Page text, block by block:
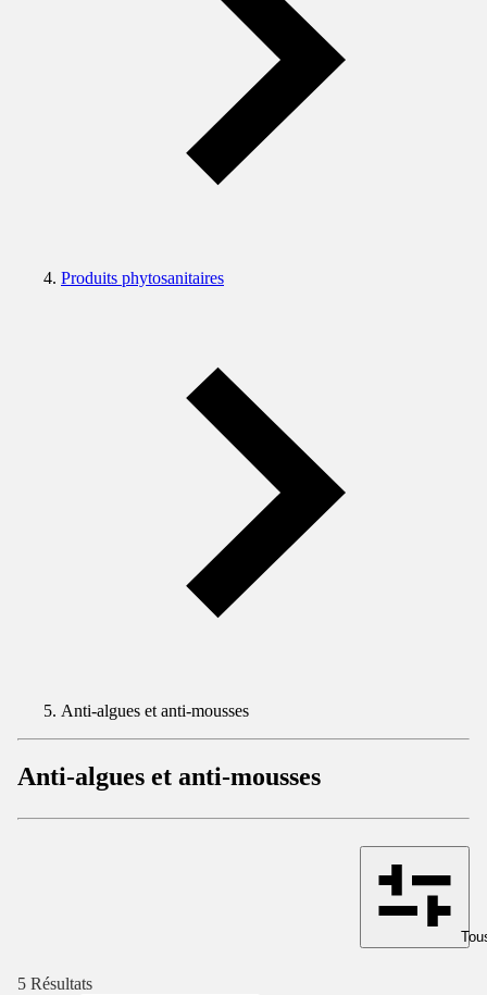
Produits phytosanitaires
Anti-algues et anti-mousses
Anti-algues et anti-mousses
5 Résultats